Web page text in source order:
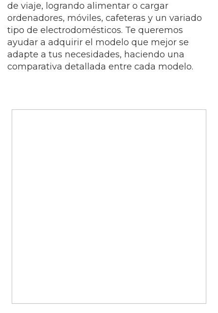
de viaje, logrando alimentar o cargar
ordenadores, móviles, cafeteras y un variado
tipo de electrodomésticos. Te queremos
ayudar a adquirir el modelo que mejor se
adapte a tus necesidades, haciendo una
comparativa detallada entre cada modelo.